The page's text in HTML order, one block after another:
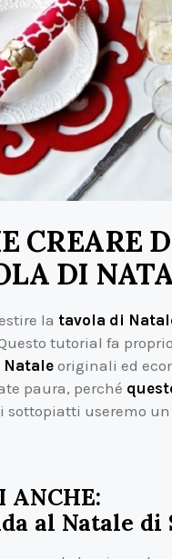
CREARE
DI
la tavola di
tutorial fa
originali ed
paura, perché
sottopiatti useremo
ANCHE:
al Natale di